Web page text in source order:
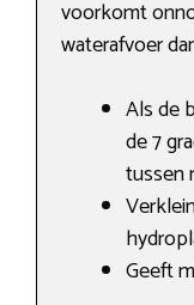
voorkomt
waterafvoer
Als de
de 7
tussen
Geeft